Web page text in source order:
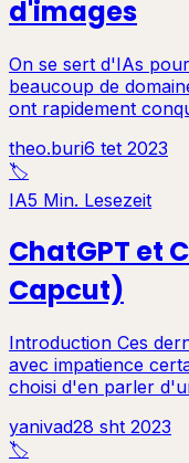
d'images
On se sert d'IAs
beaucoup de
ont rapidement
theo.buri6 tet 2023
🏷️
IA5 Min. Lesezeit
ChatGPT et
Capcut)
Introduction Ces
avec impatience
choisi d'en parler
yanivad28 sht 2023
🏷️